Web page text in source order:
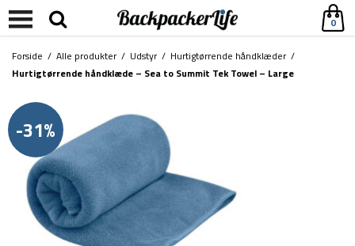
0
Forside / Alle produkter/ Udstyr/ Hurtigtørrende håndklæder/
Hurtigtørrende håndklæde – Sea to Summit Tek Towel – Large
-31%